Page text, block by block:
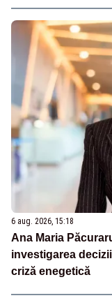
6 aug. 2026, 15:18
Ana Maria
investigarea
criză enegetică